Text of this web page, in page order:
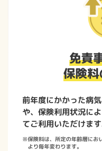
免責
保険
前年度にかかった病
や、保険利用状況に
てご利用いただけます
※保険料は、所定の年齢層にお
より毎年変わります。